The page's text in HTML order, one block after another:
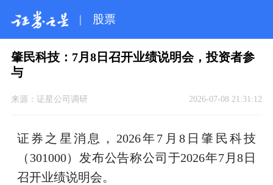
| 股票
肇民科技：7月8日召开业绩说明会，投资者参
与
来源： 证星公司调研 2026-07-08 21:31:12
证券之星消息，2026年7月8日肇民科技
（301000）发布公告称公司于2026年7月8日
召开业绩说明会。